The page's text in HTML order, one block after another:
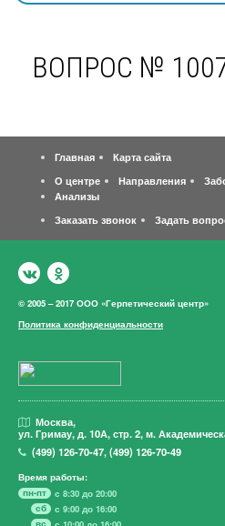
ВОПРОС №
Главная
Карта сайта
О центре
Направления
Анализы
Заказать звонок
Задать
© 2005 – 2017 ООО «Герпетический центр»
Политика конфиденциальности
Москва,
ул. Гримау, д. 10А, стр. 2, м.
(499)126-70-47,(499)126-70-49
Время работы:
пн-пт
с 8:30 до 20:00
сб
с 9:00 до 16:00